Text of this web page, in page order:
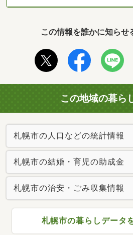
この情報を誰かに知らせ
この地域の暮ら
札幌市の人口などの統計情報
札幌市の結婚・育児の助成金
札幌市の治安・ごみ収集情報
札幌市の暮らしデータ